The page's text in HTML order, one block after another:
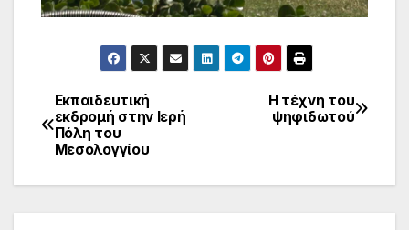
Πλοήγηση
άρθρων
Η τέχνη του
ψηφιδωτού
Εκπαιδευτική
εκδρομή στην Ιερή
Πόλη του
Μεσολογγίου